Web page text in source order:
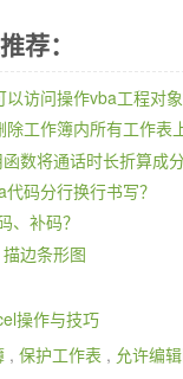
荐：
访问操作vba工程对象
工作簿内所有工作表
数将通话时长折算成
码分行换行书写？
、补码？
边条形图
操作与技巧
, 保护工作表 , 允许编